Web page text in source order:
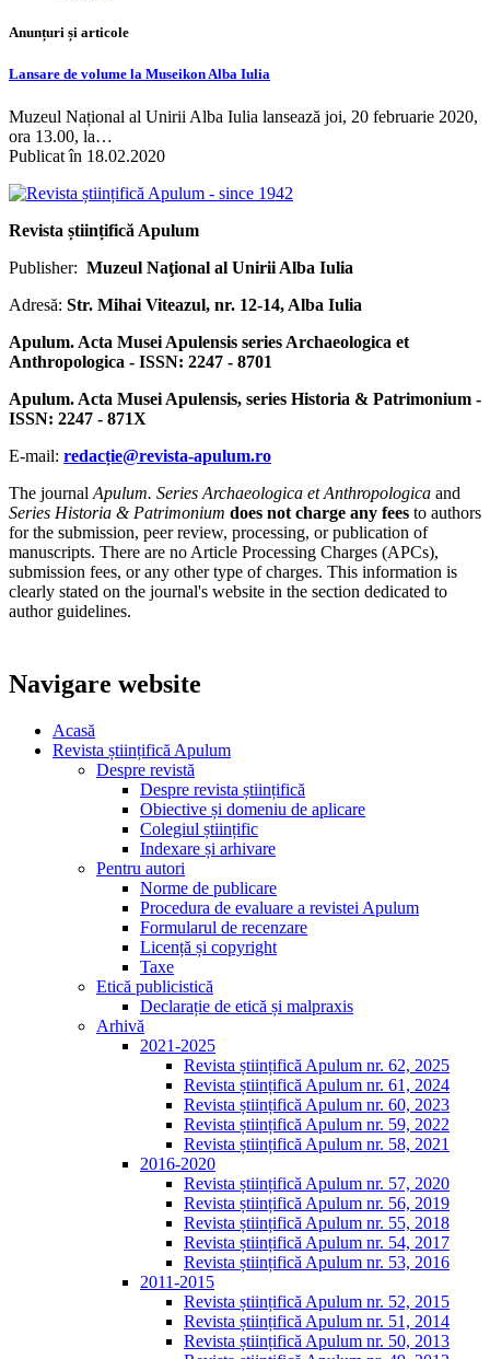
Anunțuri și articole
Lansare de volume la Museikon Alba Iulia
Muzeul Național al Unirii Alba Iulia lansează joi, 20 februarie 2020,
ora 13.00, la…
Publicat în 18.02.2020
Revista științifică Apulum
Publisher: Muzeul Naţional al Unirii Alba Iulia
Adresă: Str. Mihai Viteazul, nr. 12-14, Alba Iulia
Apulum. Acta Musei Apulensis series Archaeologica et
Anthropologica - ISSN: 2247 - 8701
Apulum. Acta Musei Apulensis, series Historia & Patrimonium -
ISSN: 2247 - 871X
E-mail: redacție@revista-apulum.ro
The journalApulum. Series Archaeologica et Anthropologica and
Series Historia & Patrimonium does not charge any fees to authors
for the submission, peer review, processing, or publication of
manuscripts. There are no Article Processing Charges (APCs),
submission fees, or any other type of charges. This information is
clearly stated on the journal's website in the section dedicated to
author guidelines.
Navigare website
Acasă
Revista științifică Apulum
Despre revistă
Despre revista științifică
Obiective și domeniu de aplicare
Colegiul științific
Indexare și arhivare
Pentru autori
Norme de publicare
Procedura de evaluare a revistei Apulum
Formularul de recenzare
Licență și copyright
Taxe
Etică publicistică
Declarație de etică și malpraxis
Arhivă
2021-2025
Revista științifică Apulum nr. 62, 2025
Revista științifică Apulum nr. 61, 2024
Revista științifică Apulum nr. 60, 2023
Revista științifică Apulum nr. 59, 2022
Revista științifică Apulum nr. 58, 2021
2016-2020
Revista științifică Apulum nr. 57, 2020
Revista științifică Apulum nr. 56, 2019
Revista științifică Apulum nr. 55, 2018
Revista științifică Apulum nr. 54, 2017
Revista științifică Apulum nr. 53, 2016
2011-2015
Revista științifică Apulum nr. 52, 2015
Revista științifică Apulum nr. 51, 2014
Revista științifică Apulum nr. 50, 2013